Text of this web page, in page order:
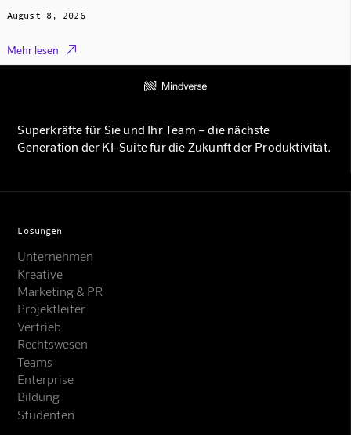
August 8, 2026
Mehr lesen 
Superkräfte für Sie und Ihr Team – die nächste
Generation der KI-Suite für die Zukunft der Produktivität.
Lösungen
Unternehmen
Kreative
Marketing & PR
Projektleiter
Vertrieb
Rechtswesen
Teams
Enterprise
Bildung
Studenten